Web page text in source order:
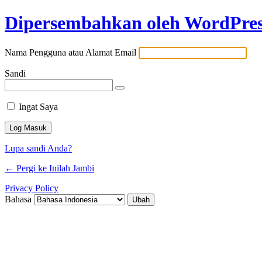
Dipersembahkan oleh
Nama Pengguna atau Alamat Email
Sandi
Ingat Saya
Lupa sandi Anda?
← Pergi ke Inilah Jambi
Privacy Policy
Bahasa